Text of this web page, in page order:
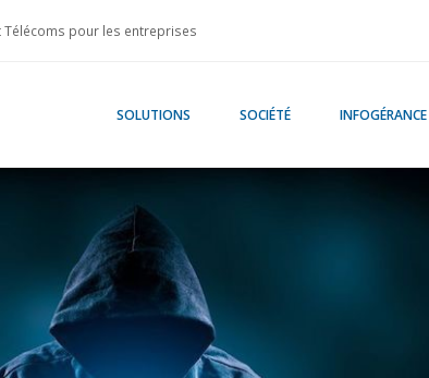
Télécoms pour les entreprises
SOLUTIONS SOCIÉTÉ INFOGÉRANCE